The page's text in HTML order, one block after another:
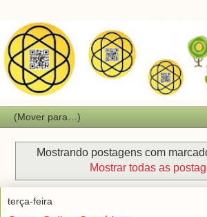
Mostrando postagens com
Mostrar todas as
terça-feira